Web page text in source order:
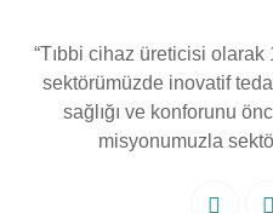
“Tıbbi cihaz üreticisi olarak
sektörümüzde inovatif
sağlığı ve konforunu
misyonumuzla